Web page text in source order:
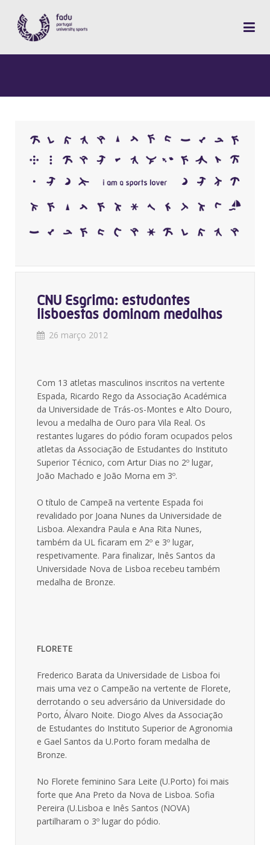
CNU Esgrima: estudantes
lisboestas dominam medalhas
26 março 2012
Com 13 atletas masculinos inscritos na vertente
Espada, Ricardo Rego da Associação Académica
da Universidade de Trás-os-Montes e Alto Douro,
levou a medalha de Ouro para Vila Real. Os
restantes lugares do pódio foram ocupados pelos
atletas da Associação de Estudantes do Instituto
Superior Técnico, com Artur Dias no 2º lugar,
João Machado e João Morna em 3º.
O título de Campeã na vertente Espada foi
revalidado por Joana Nunes da Universidade de
Lisboa. Alexandra Paula e Ana Rita Nunes,
também da UL ficaram em 2º e 3º lugar,
respetivamente. Para finalizar, Inês Santos da
Universidade Nova de Lisboa recebeu também
medalha de Bronze.
FLORETE
Frederico Barata da Universidade de Lisboa foi
mais uma vez o Campeão na vertente de Florete,
derrotando o seu adversário da Universidade do
Porto, Álvaro Noite. Diogo Alves da Associação
de Estudantes do Instituto Superior de Agronomia
e Gael Santos da U.Porto foram medalha de
Bronze.
No Florete feminino Sara Leite (U.Porto) foi mais
forte que Ana Preto da Nova de Lisboa. Sofia
Pereira (U.Lisboa e Inês Santos (NOVA)
partilharam o 3º lugar do pódio.